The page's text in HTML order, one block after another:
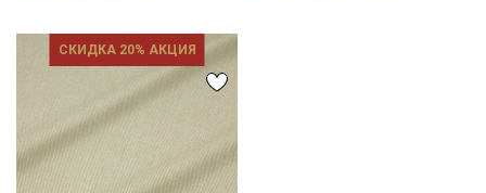
СКИДКА 20% АКЦИЯ